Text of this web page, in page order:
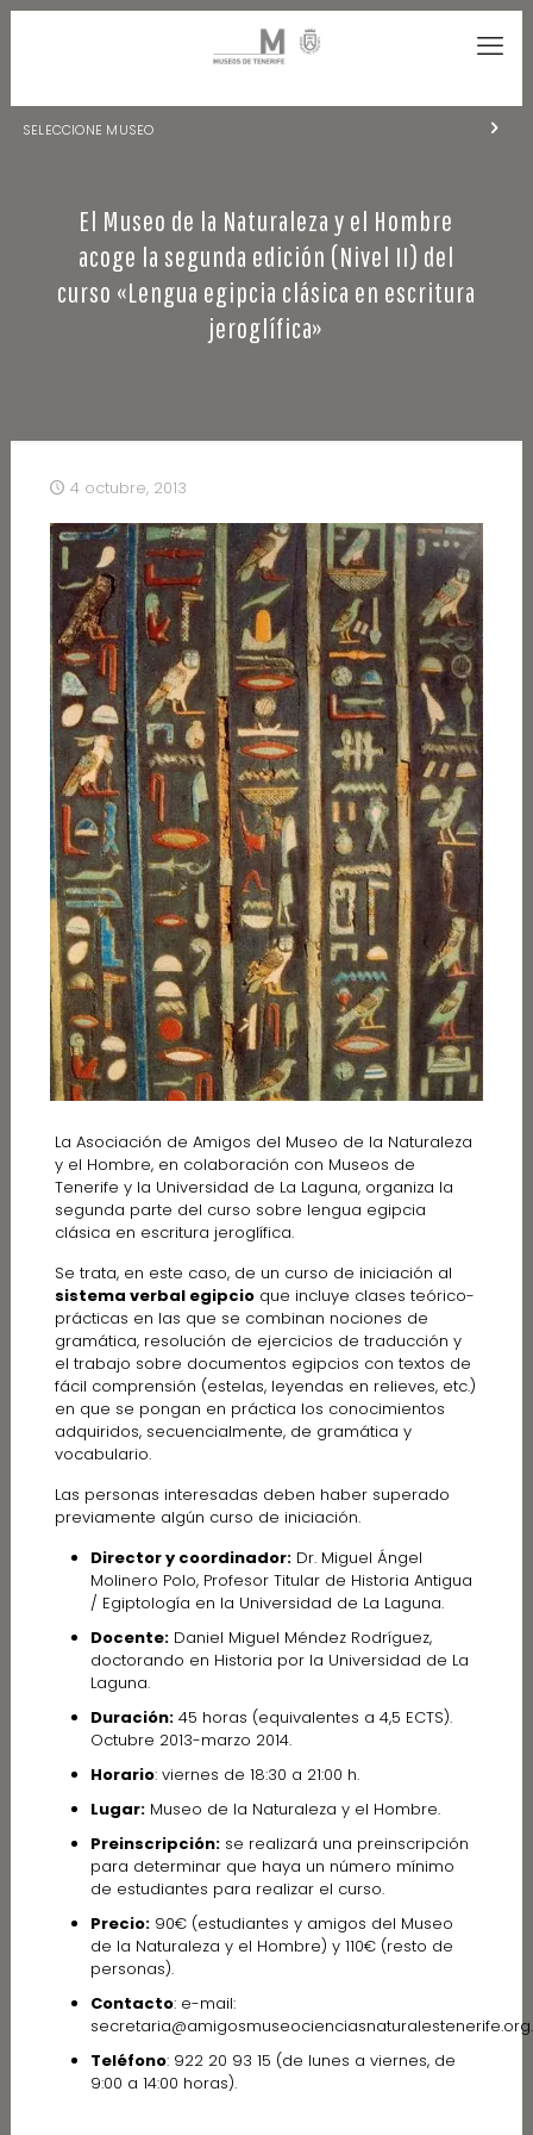
SELECCIONE MUSEO
NATURALEZA Y ARQUEOLOGÍA
LA CIENCIA Y EL COSMOS
El Museo de la Naturaleza y el Hombre
acoge la segunda edición (Nivel II) del
curso «Lengua egipcia clásica en escritura
jeroglífica»
4 octubre, 2013
La Asociación de Amigos del Museo de la Naturaleza
y el Hombre, en colaboración con Museos de
Tenerife y la Universidad de La Laguna, organiza la
segunda parte del curso sobre lengua egipcia
clásica en escritura jeroglífica.
Se trata, en este caso, de un curso de iniciación al
sistema verbal egipcioque incluye clases teórico-
prácticas en las que se combinan nociones de
gramática, resolución de ejercicios de traducción y
el trabajo sobre documentos egipcios con textos de
fácil comprensión (estelas, leyendas en relieves, etc.)
en que se pongan en práctica los conocimientos
adquiridos, secuencialmente, de gramática y
vocabulario.
Las personas interesadas deben haber superado
previamente algún curso de iniciación.
Director y coordinador:Dr. Miguel Ángel
Molinero Polo, Profesor Titular de Historia Antigua
/ Egiptología en la Universidad de La Laguna.
Docente:Daniel Miguel Méndez Rodríguez,
doctorando en Historia por la Universidad de La
Laguna.
Duración:45 horas (equivalentes a 4,5 ECTS).
Octubre 2013-marzo 2014.
Horario: viernes de 18:30 a 21:00 h.
Lugar:Museo de la Naturaleza y el Hombre.
Preinscripción:se realizará una preinscripción
para determinar que haya un número mínimo
de estudiantes para realizar el curso.
Precio:90€ (estudiantes y amigos del Museo
de la Naturaleza y el Hombre) y 110€ (resto de
personas).
Contacto: e-mail:
secretaria@amigosmuseocienciasnaturalestenerife.org.
Teléfono: 922 20 93 15 (de lunes a viernes, de
9:00 a 14:00 horas).